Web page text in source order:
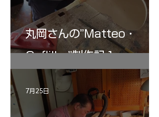
丸岡さんの”Matteo・
Gofliller”制作記１
7月25日